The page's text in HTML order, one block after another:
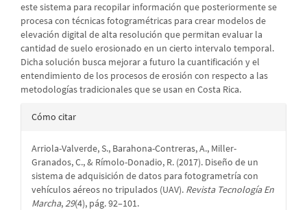
este sistema para recopilar información que posteriormente se
procesa con técnicas fotogramétricas para crear modelos de
elevación digital de alta resolución que permitan evaluar la
cantidad de suelo erosionado en un cierto intervalo temporal.
Dicha solución busca mejorar a futuro la cuantificación y el
entendimiento de los procesos de erosión con respecto a las
metodologías tradicionales que se usan en Costa Rica.
Detalles
artículo
Cómo citar
Arriola-Valverde, S., Barahona-Contreras, A., Miller-
Granados, C., & Rímolo-Donadio, R. (2017). Diseño de un
sistema de adquisición de datos para fotogrametría con
vehículos aéreos no tripulados (UAV). Revista Tecnología En
Marcha,29(4), pág. 92–101.